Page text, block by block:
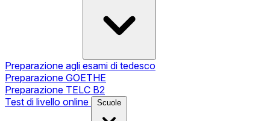
Preparazione agli esami di tedesco
Preparazione GOETHE
Preparazione TELC B2
Test di livello online
Scuole